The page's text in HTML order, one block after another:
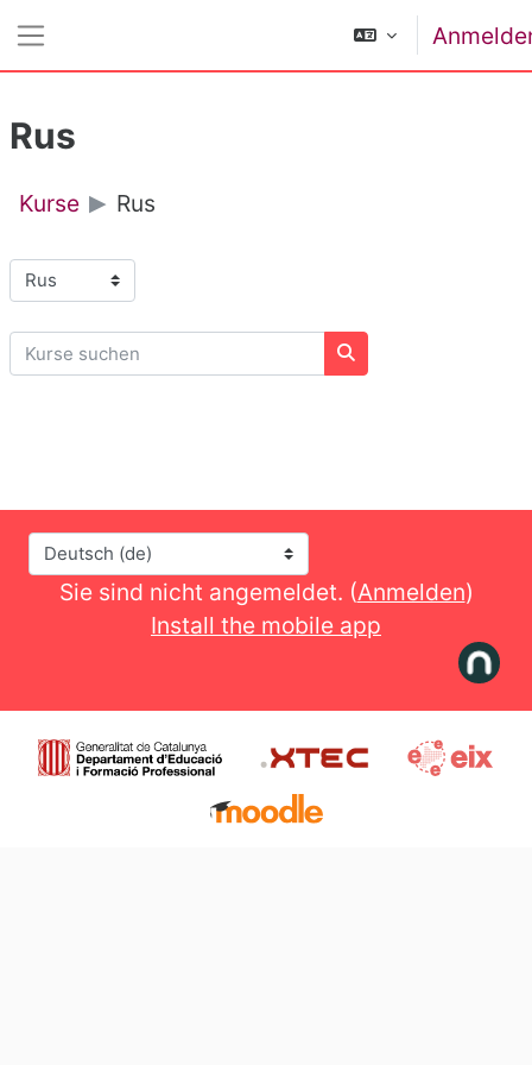
Rus
Kurse Rus
Kursbereiche
Kurse suchen
Kurse suchen
Sprache
Sie sind nicht angemeldet. (Anmelden)
Install the mobile app